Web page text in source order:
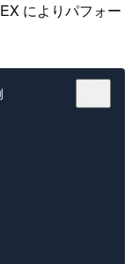
によりパフォー